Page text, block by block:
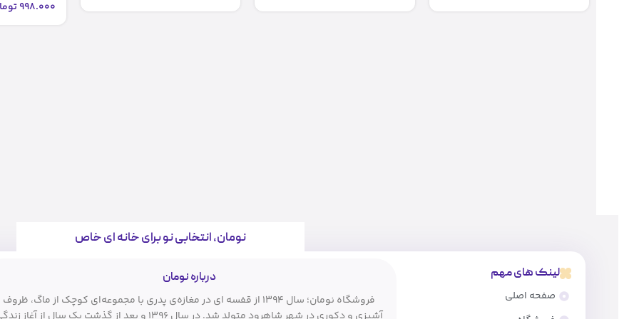
998.000
نومان، انتخابی نو برای خانه ای خاص
لینک های مهم
صفحه اصلی
درباره نومان
فروشگاه نومان؛ سال ۱۳۹۴ از قفسه ای در مغازه‌ی پدری با مجموعه‌ای کوچک از ماگ، ظروف